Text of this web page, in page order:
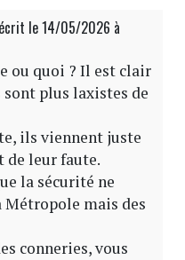
le 14/05/2026 à
ou quoi ? Il est clair
sont plus laxistes de
ils viennent juste
de leur faute.
la sécurité ne
Métropole mais des
conneries, vous